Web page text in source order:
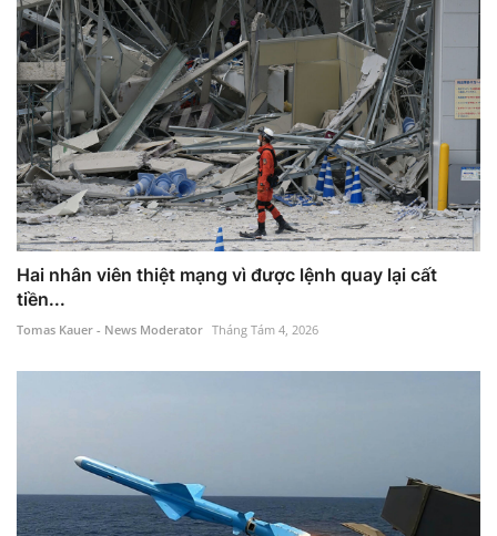
Hai nhân viên thiệt mạng vì được lệnh quay lại cất
tiền...
Tomas Kauer - News Moderator Tháng Tám 4, 2026